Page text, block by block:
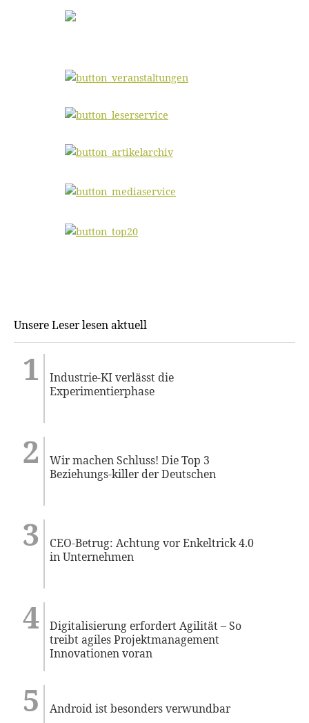
Unsere Leser lesen aktuell
Industrie-KI verlässt die
Experimentierphase
Wir machen Schluss! Die Top 3
Beziehungs-killer der Deutschen
CEO-Betrug: Achtung vor Enkeltrick 4.0
in Unternehmen
Digitalisierung erfordert Agilität – So
treibt agiles Projektmanagement
Innovationen voran
Android ist besonders verwundbar